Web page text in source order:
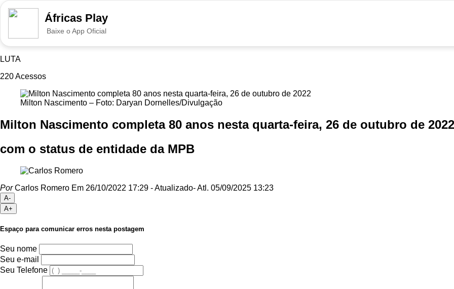
Áfricas Play
Baixe o App Oficial
LUTA
220Acessos
Milton Nascimento – Foto: Daryan Dornelles/Divulgação
Milton Nascimento completa 80 anos nesta quarta-feira, 26 de outubro de 2022
com o status de entidade da MPB
PorCarlos Romero Em 26/10/2022 17:29 - Atualizado- Atl. 05/09/2025 13:23
A-
A+
Espaço para comunicar erros nesta postagem
Seu nome
Seu e-mail
Seu Telefone